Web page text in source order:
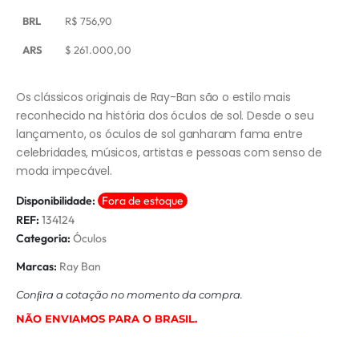
BRL R$ 756,90
ARS $ 261.000,00
Os clássicos originais de Ray-Ban são o estilo mais
reconhecido na história dos óculos de sol. Desde o seu
lançamento, os óculos de sol ganharam fama entre
celebridades, músicos, artistas e pessoas com senso de
moda impecável.
Disponibilidade: Fora de estoque
REF: 134124
Categoria: Óculos
Marcas: Ray Ban
Conﬁra a cotação no momento da compra.
NÃO ENVIAMOS PARA O BRASIL.